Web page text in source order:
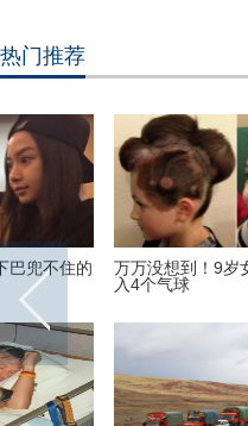
热门推荐
《欢乐颂》里的精英男们都穿了
什么？比女主更有料